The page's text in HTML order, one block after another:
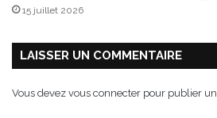
15 juillet 2026
LAISSER UN COMMENTAIRE
Vous devez vous connecter pour publier